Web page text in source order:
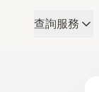
軟體通
查詢服務